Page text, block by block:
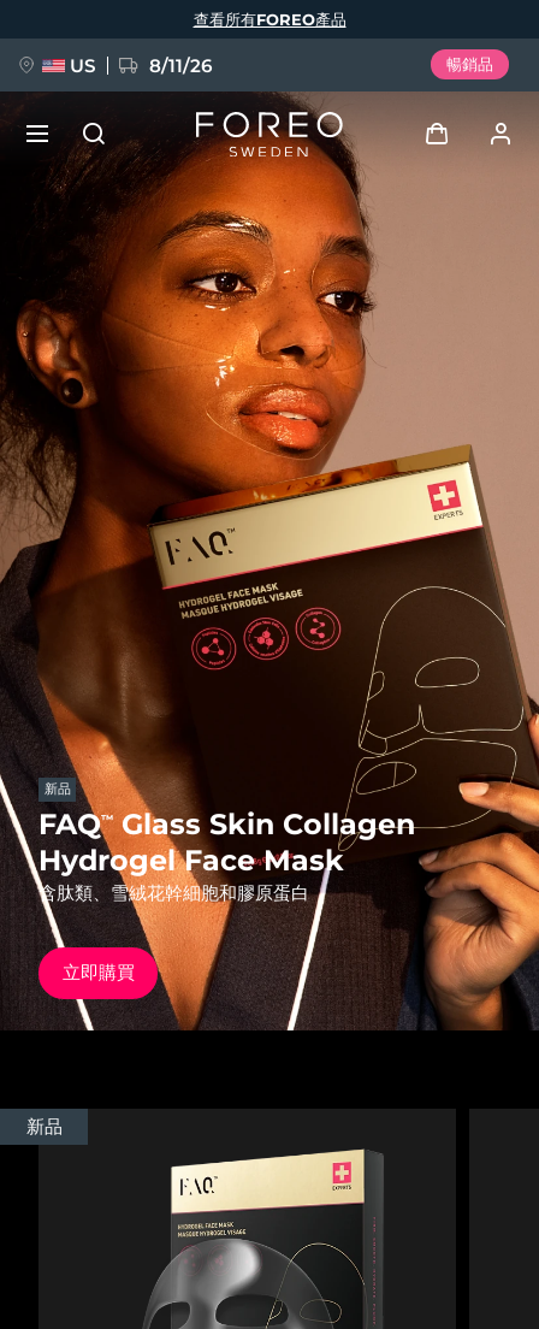
新品
FAQ™
Glass Skin Collagen
Hydrogel Face Mask
含肽類、雪絨花幹細胞和膠原蛋白
立即購買
新品
查看所有FOREO產品
US 8/11/26 暢銷品
我的地址
我的訂閱
新品
FAQ™ Pure Beauty-Tech Elixir
BREAKING NEWS
issa™ Teeth Whitening Set
FAQ™ Dual LED Panel
熱門產品
特別優惠 暢銷產品
紅光療法
LUNA™ 4 套裝
Anti-aging massage
BEAR™ 2 套裝
Microcurrent toning
語言
English Deutsch
Español
Français
Italiano
Português
Polski
Svenska
Русский
Türkçe
简体中文 繁體中文
發貨國家
預計送達日期 8/11/26
英國 預計送達日期 8/10/26
西班牙 預計送達日期8/10/26
澳洲 預計送達日期 8/13/26
法國 預計送達日期 8/10/26
德國 預計送達日期8/10/26
加拿大 預計送達日期 8/14/26
奧地利
預計送達日期
預計送達日期
預計送達日期